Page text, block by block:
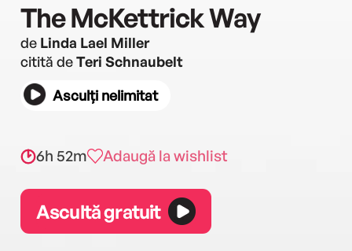
The McKettrick Way
de Linda Lael Miller
citită deTeri Schnaubelt
Asculți nelimitat
6h 52m Adaugă la wishlist
Ascultă gratuit